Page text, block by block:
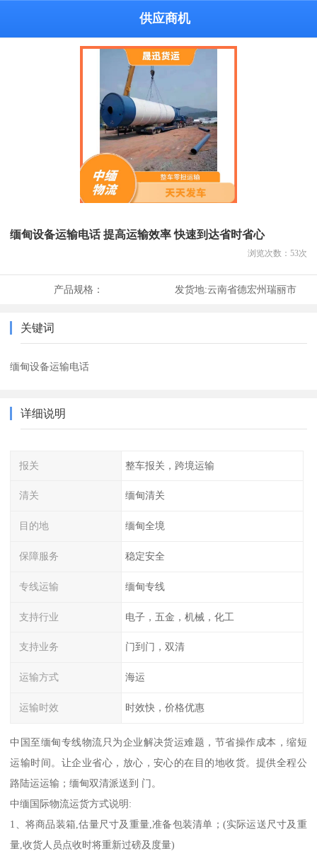
供应商机
缅甸设备运输电话 提高运输效率 快速到达省时省心
浏览次数： 53次
产品规格： 发货地:云南省德宏州瑞丽市
关键词
缅甸设备运输电话
详细说明
报关 整车报关，跨境运输
清关 缅甸清关
目的地 缅甸全境
保障服务 稳定安全
专线运输 缅甸专线
支持行业 电子，五金，机械，化工
支持业务 门到门，双清
运输方式 海运
运输时效 时效快，价格优惠
中国至缅甸专线物流只为企业解决货运难题，节省操作成本，缩短
运输时间。让企业省心，放心，安心的在目的地收货。提供全程公
路陆运运输；缅甸双清派送到 门。
中缅国际物流运货方式说明:
1、将商品装箱,估量尺寸及重量,准备包装清单；(实际运送尺寸及重
量,收货人员点收时将重新过磅及度量)